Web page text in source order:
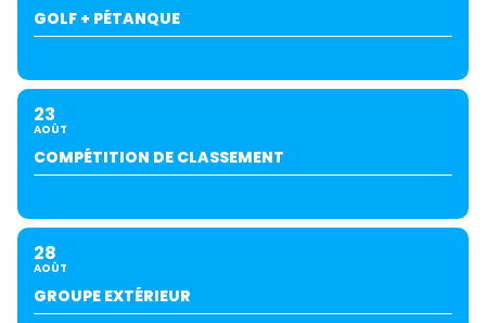
GOLF + PÉTANQUE
23
AOÛT
COMPÉTITION DE CLASSEMENT
28
AOÛT
GROUPE EXTÉRIEUR